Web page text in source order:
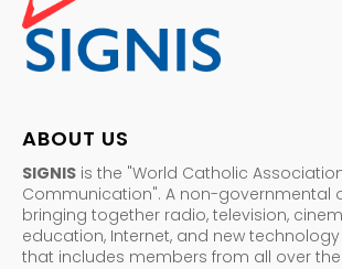
ABOUT US
SIGNIS is the "World Catholic
Communication". A non-governmental
bringing together radio, television,
education, Internet, and new
that includes members from all over